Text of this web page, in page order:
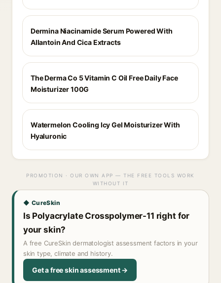
Dermina Niacinamide Serum Powered With
Allantoin And Cica Extracts
The Derma Co 5 Vitamin C Oil Free Daily Face
Moisturizer 100G
Watermelon Cooling Icy Gel Moisturizer With
Hyaluronic
PROMOTION · OUR OWN APP — THE FREE TOOLS WORK
WITHOUT IT
◆ CureSkin
Is Polyacrylate Crosspolymer-11 right for
your skin?
A free CureSkin dermatologist assessment factors in your
skin type, climate and history.
Get a free skin assessment →